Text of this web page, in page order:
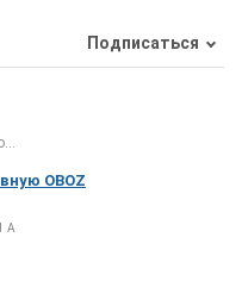
Подписаться
OBOZ